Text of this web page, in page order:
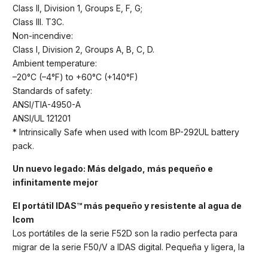
Class II, Division 1, Groups E, F, G;
Class III. T3C.
Non-incendive:
Class I, Division 2, Groups A, B, C, D.
Ambient temperature:
–20°C (–4°F) to +60°C (+140°F)
Standards of safety:
ANSI/TIA-4950-A
ANSI/UL 121201
* Intrinsically Safe when used with Icom BP-292UL battery
pack.
Un nuevo legado: Más delgado, más pequeño e
infinitamente mejor
El portátil IDAS™ más pequeño y resistente al agua de
Icom
Los portátiles de la serie F52D son la radio perfecta para
migrar de la serie F50/V a IDAS digital. Pequeña y ligera, la